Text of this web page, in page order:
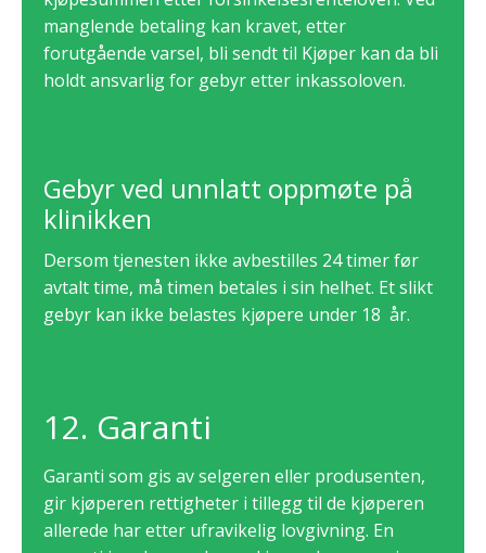
manglende betaling kan kravet, etter
forutgående varsel, bli sendt til Kjøper kan da bli
holdt ansvarlig for gebyr etter inkassoloven.
Gebyr ved unnlatt oppmøte på
klinikken
Dersom tjenesten ikke avbestilles 24 timer før
avtalt time, må timen betales i sin helhet. Et slikt
gebyr kan ikke belastes kjøpere under 18 år.
12. Garanti
Garanti som gis av selgeren eller produsenten,
gir kjøperen rettigheter i tillegg til de kjøperen
allerede har etter ufravikelig lovgivning. En